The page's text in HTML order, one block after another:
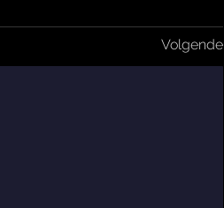
Volgende